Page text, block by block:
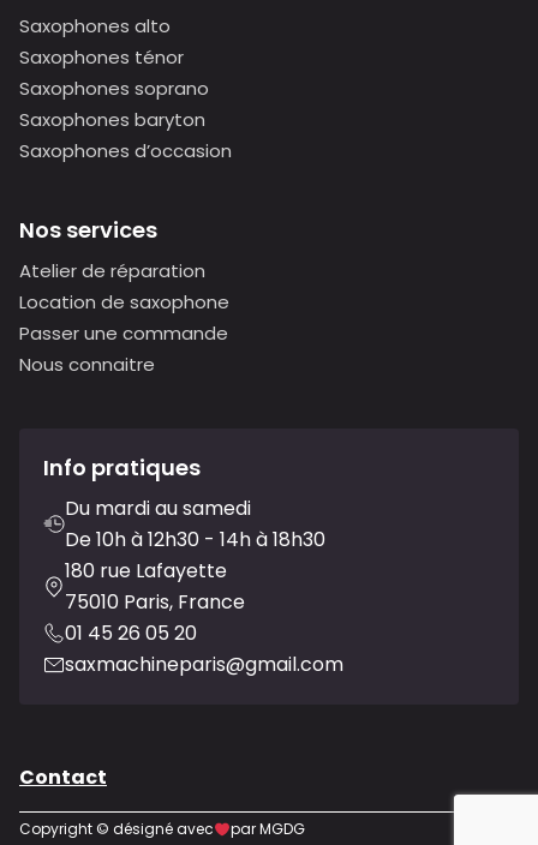
Saxophones alto
Saxophones ténor
Saxophones soprano
Saxophones baryton
Saxophones d’occasion
Nos services
Atelier de réparation
Location de saxophone
Passer une commande
Nous connaitre
Info pratiques
Du mardi au samedi
De 10h à 12h30 - 14h à 18h30
180 rue Lafayette
75010 Paris, France
01 45 26 05 20
saxmachineparis@gmail.com
Contact
Copyright © désigné avec par MGDG